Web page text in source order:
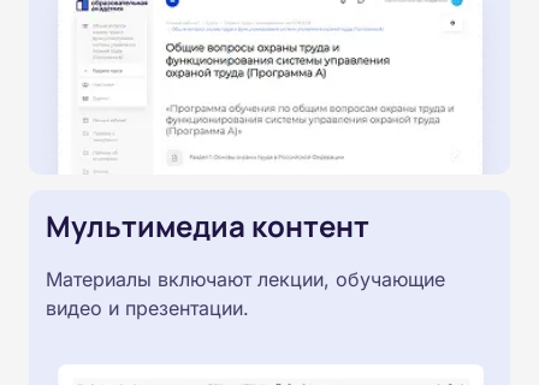
Мультимедиа контент
Материалы включают лекции, обучающие
видео и презентации.